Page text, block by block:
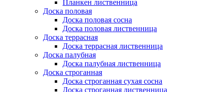
Планкен лиственница
Доска половая
Доска половая сосна
Доска половая лиственница
Доска террасная
Доска террасная лиственница
Доска палубная
Доска палубная лиственница
Доска строганная
Доска строганная сухая сосна
Доска строганная лиственница